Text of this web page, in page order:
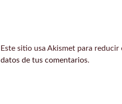
Este sitio usa Akismet para reducir
datos de tus comentarios.